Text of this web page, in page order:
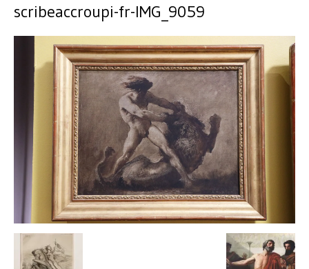
scribeaccroupi-fr-IMG_9059